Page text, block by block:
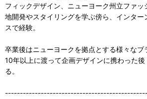
フィックデザイン、ニューヨーク州立ファッ
地開発やスタイリングを学ぶ傍ら、インター
スで経験。
卒業後はニューヨークを拠点とする様々なブ
10年以上に渡って企画デザインに携わった
る。